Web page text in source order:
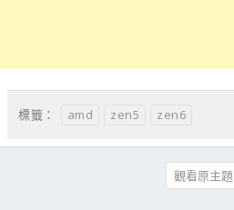
標籤： amd zen5 zen6
觀看原主題